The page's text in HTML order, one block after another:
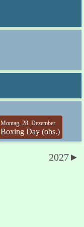
Montag, 28. Dezember
Boxing Day (obs.)
2027►